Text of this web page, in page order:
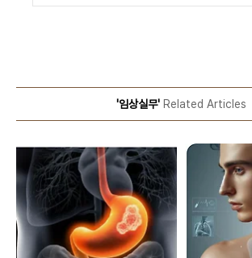
'임상실무'Related Articles